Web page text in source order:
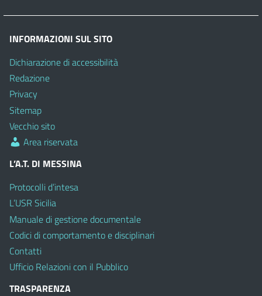
INFORMAZIONI SUL SITO
Dichiarazione di accessibilità
Redazione
Privacy
Sitemap
Vecchio sito
Area riservata
L’A.T. DI MESSINA
Protocolli d’intesa
L’USR Sicilia
Manuale di gestione documentale
Codici di comportamento e disciplinari
Contatti
Ufficio Relazioni con il Pubblico
TRASPARENZA